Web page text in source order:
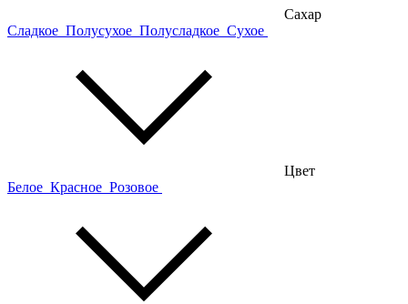
Сахар
Сладкое Полусухое Полусладкое Сухое
Цвет
Белое Красное Розовое